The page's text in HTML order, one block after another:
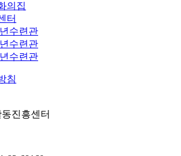
의집
터
수련관
수련관
수련관
침
진흥센터